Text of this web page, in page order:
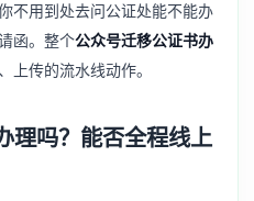
不用到处去问公证处能不能办
函。整个公众号迁移公证书办
上传的流水线动作。
理吗？能否全程线上